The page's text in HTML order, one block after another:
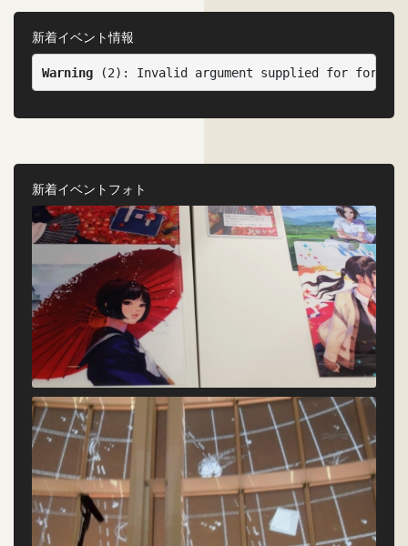
新着イベント情報
Warning (2) : Invalid argument supplied for
新着イベントフォト